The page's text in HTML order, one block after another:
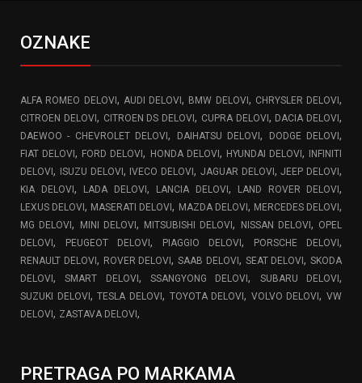
OZNAKE
ALFA ROMEO DELOVI, AUDI DELOVI, BMW DELOVI, CHRYSLER DELOVI,
CITROEN DELOVI, CITROEN DS DELOVI, CUPRA DELOVI, DACIA DELOVI,
DAEWOO - CHEVROLET DELOVI, DAIHATSU DELOVI, DODGE DELOVI,
FIAT DELOVI, FORD DELOVI, HONDA DELOVI, HYUNDAI DELOVI, INFINITI
DELOVI, ISUZU DELOVI, IVECO DELOVI, JAGUAR DELOVI,JEEP DELOVI,
KIA DELOVI, LADA DELOVI, LANCIA DELOVI, LAND ROVER DELOVI,
LEXUS DELOVI, MASERATI DELOVI, MAZDA DELOVI, MERCEDES DELOVI,
MG DELOVI, MINI DELOVI, MITSUBISHI DELOVI, NISSAN DELOVI, OPEL
DELOVI, PEUGEOT DELOVI, PIAGGIO DELOVI, PORSCHE DELOVI,
RENAULT DELOVI, ROVER DELOVI, SAAB DELOVI, SEAT DELOVI, SKODA
DELOVI,SMART DELOVI,SSANGYONG DELOVI, SUBARU DELOVI,
SUZUKI DELOVI,TESLA DELOVI, TOYOTA DELOVI, VOLVO DELOVI, VW
DELOVI, ZASTAVA DELOVI,
PRETRAGA PO MARKAMA